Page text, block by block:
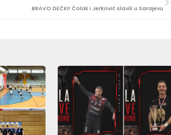
BRAVO DEČKI! Čolak i Jerković slavili u Sarajevu